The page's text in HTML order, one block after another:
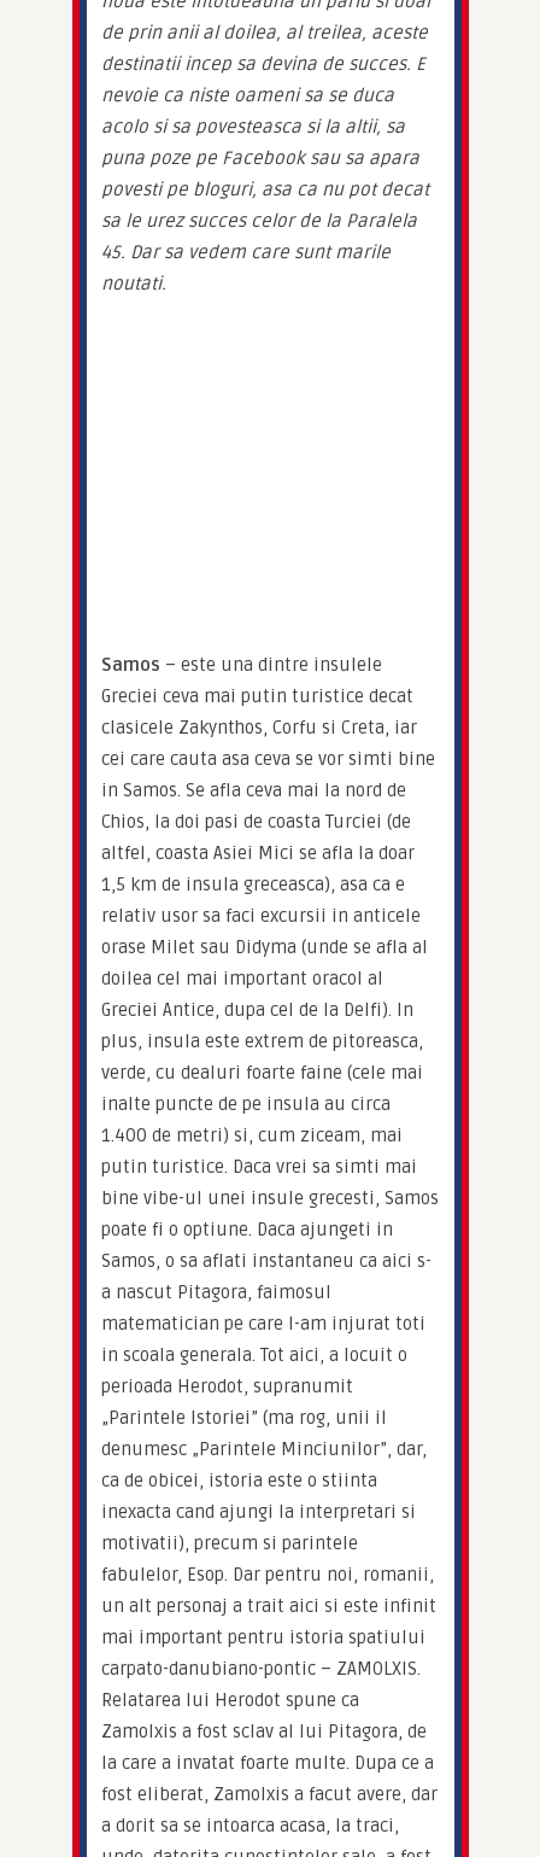
de prin anii al doilea, al treilea, aceste
destinatii incep sa devina de succes. E
nevoie ca niste oameni sa se duca
acolo si sa povesteasca si la altii, sa
puna poze pe Facebook sau sa apara
povesti pe bloguri, asa ca nu pot decat
sa le urez succes celor de la Paralela
45. Dar sa vedem care sunt marile
noutati.
Samos – este una dintre insulele
Greciei ceva mai putin turistice decat
clasicele Zakynthos, Corfu si Creta, iar
cei care cauta asa ceva se vor simti bine
in Samos. Se afla ceva mai la nord de
Chios, la doi pasi de coasta Turciei (de
altfel, coasta Asiei Mici se afla la doar
1,5 km de insula greceasca), asa ca e
relativ usor sa faci excursii in anticele
orase Milet sau Didyma (unde se afla al
doilea cel mai important oracol al
Greciei Antice, dupa cel de la Delfi). In
plus, insula este extrem de pitoreasca,
verde, cu dealuri foarte faine (cele mai
inalte puncte de pe insula au circa
1.400 de metri) si, cum ziceam, mai
putin turistice. Daca vrei sa simti mai
bine vibe-ul unei insule grecesti, Samos
poate fi o optiune. Daca ajungeti in
Samos, o sa aflati instantaneu ca aici s-
a nascut Pitagora, faimosul
matematician pe care l-am injurat toti
in scoala generala. Tot aici, a locuit o
perioada Herodot, supranumit
„Parintele Istoriei” (ma rog, unii il
denumesc „Parintele Minciunilor”, dar,
ca de obicei, istoria este o stiinta
inexacta cand ajungi la interpretari si
motivatii), precum si parintele
fabulelor, Esop. Dar pentru noi, romanii,
un alt personaj a trait aici si este infinit
mai important pentru istoria spatiului
carpato-danubiano-pontic – ZAMOLXIS.
Relatarea lui Herodot spune ca
Zamolxis a fost sclav al lui Pitagora, de
la care a invatat foarte multe. Dupa ce a
fost eliberat, Zamolxis a facut avere, dar
a dorit sa se intoarca acasa, la traci,